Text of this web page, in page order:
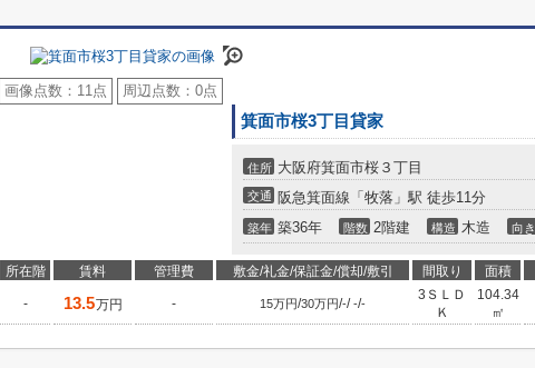
画像点数： 11点 周辺点数： 0点
箕面市桜3丁目貸家
住所 大阪府箕面市桜３丁目
交通 阪急箕面線「牧落」駅 徒歩11分
築年 築36年 階数 2階建 構造 木造 向き
所在階 賃料 管理費 敷金/礼金/保証金/償却/敷引 間取り 面積
- 13.5万円 - 15万円/30万円/-/-/-
3ＳＬＤ
Ｋ
104.34
㎡